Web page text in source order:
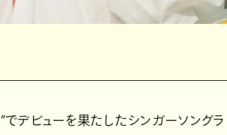
デビューを果たしたシンガーソングラ